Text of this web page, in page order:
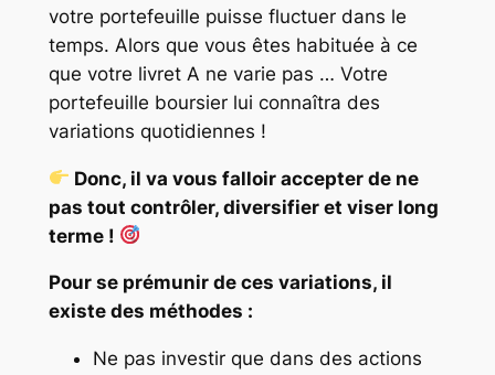
votre portefeuille puisse fluctuer dans le
temps. Alors que vous êtes habituée à ce
que votre livret A ne varie pas … Votre
portefeuille boursier lui connaîtra des
variations quotidiennes !
Donc, il va vous falloir accepter de ne
pas tout contrôler, diversifier et viser long
terme !
Pour se prémunir de ces variations, il
existe des méthodes :
Ne pas investir que dans des actions